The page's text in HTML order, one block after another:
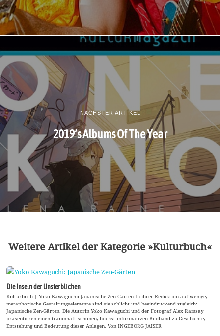
NÄCHSTER ARTIKEL
2019’s Albums Of The Year
Weitere Artikel der Kategorie »Kulturbuch«
Die Inseln der Unsterblichen
Kulturbuch | Yoko Kawaguchi: Japanische Zen-Gärten In ihrer Reduktion auf wenige,
metaphorische Gestaltungselemente sind sie schlicht und beeindruckend zugleich:
Japanische Zen-Gärten. Die Autorin Yoko Kawaguchi und der Fotograf Alex Ramsay
präsentieren einen traumhaft schönen, höchst informativen Bildband zu Geschichte,
Entstehung und Bedeutung dieser Anlagen. Von INGEBORG JAISER